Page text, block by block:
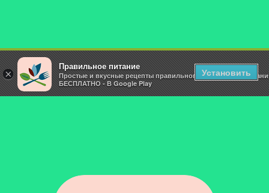
×
Правильное питание
Простые и вкусные рецепты правильного и здорового
БЕСПЛАТНО - В Google Play
Установить